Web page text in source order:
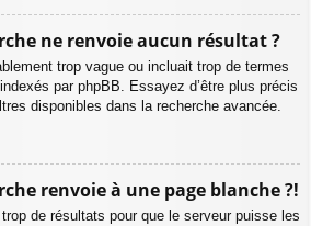
ne renvoie aucun résultat ?
trop vague ou incluait trop de termes
par phpBB. Essayez d’être plus précis
disponibles dans la recherche avancée.
renvoie à une page blanche ?!
de résultats pour que le serveur puisse les